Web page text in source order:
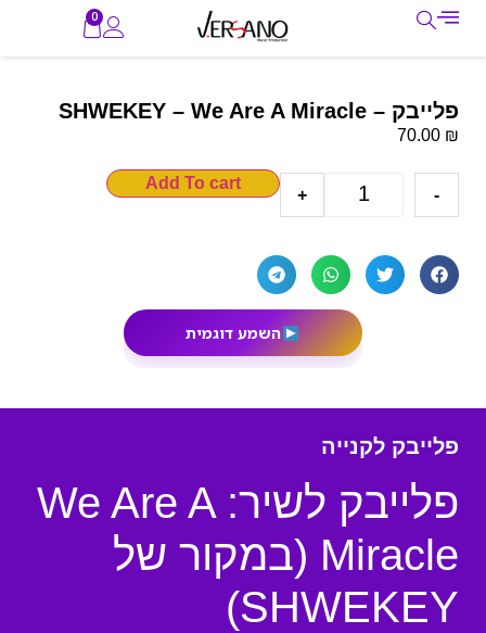
0
פלייבק – SHWEKEY – We Are A Miracle
70.00 ₪
-
+
Add To cart
השמע דוגמית
פלייבק לקנייה
פלייבק לשיר: We Are A
Miracle (במקור של
SHWEKEY)